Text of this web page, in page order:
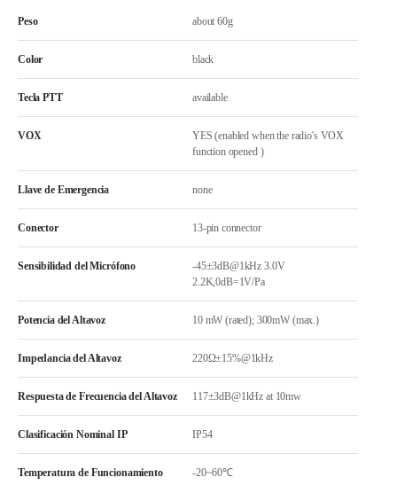
Peso about 60g
Color black
Tecla PTT available
VOX
YES (enabled when the radio's VOX
function opened )
Llave de Emergencia none
Conector 13-pin connector
Sensibilidad del Micrófono
-45±3dB@1kHz 3.0V
2.2K,0dB=1V/Pa
Potencia del Altavoz 10 mW (rated); 300mW (max.)
Impedancia del Altavoz 220Ω±15%@1kHz
Respuesta de Frecuencia del Altavoz 117±3dB@1kHz at 10mw
Clasificación Nominal IP IP54
Temperatura de Funcionamiento -20~60℃